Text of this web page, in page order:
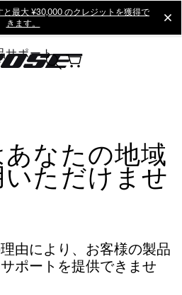
と最大 ¥30,000 のクレジットを獲得で
きます。
サポート
あなたの地域
ただけませ
由により、お客様の製品
ポートを提供できませ